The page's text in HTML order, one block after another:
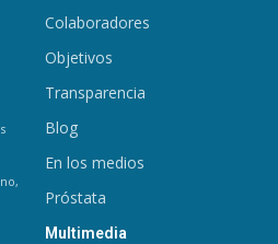
Colaboradores
Objetivos
Transparencia
Blog
En los medios
Próstata
Multimedia